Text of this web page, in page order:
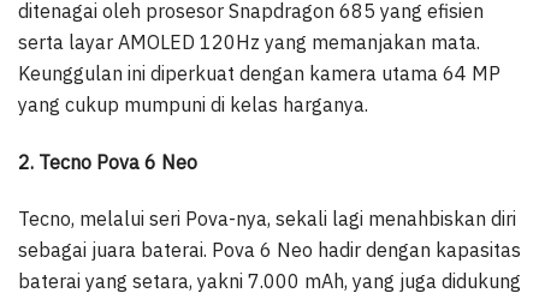
ditenagai oleh prosesor Snapdragon 685 yang efisien
serta layar AMOLED 120Hz yang memanjakan mata.
Keunggulan ini diperkuat dengan kamera utama 64 MP
yang cukup mumpuni di kelas harganya.
2. Tecno Pova 6 Neo
Tecno, melalui seri Pova-nya, sekali lagi menahbiskan diri
sebagai juara baterai. Pova 6 Neo hadir dengan kapasitas
baterai yang setara, yakni 7.000 mAh, yang juga didukung